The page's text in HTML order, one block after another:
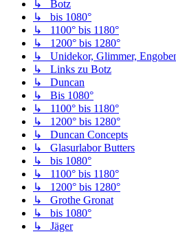
↳ Botz
↳ bis 1080°
↳ 1100° bis 1180°
↳ 1200° bis 1280°
↳ Unidekor, Glimmer,
↳ Links zu Botz
↳ Duncan
↳ Bis 1080°
↳ 1100° bis 1180°
↳ 1200° bis 1280°
↳ Duncan Concepts
↳ Glasurlabor Butters
↳ bis 1080°
↳ 1100° bis 1180°
↳ 1200° bis 1280°
↳ Grothe Gronat
↳ bis 1080°
↳ Jäger